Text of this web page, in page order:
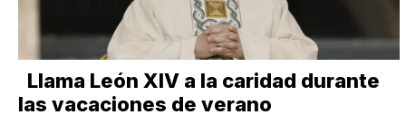
Llama León XIV a la caridad durante
las vacaciones de verano